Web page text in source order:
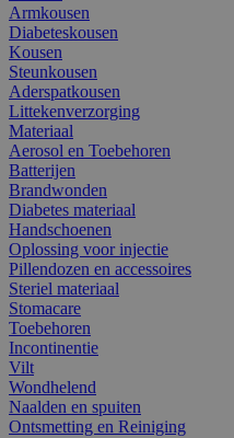
Armkousen
Diabeteskousen
Kousen
Steunkousen
Aderspatkousen
Littekenverzorging
Materiaal
Aerosol en Toebehoren
Batterijen
Brandwonden
Diabetes materiaal
Handschoenen
Oplossing voor injectie
Pillendozen en accessoires
Steriel materiaal
Stomacare
Toebehoren
Incontinentie
Vilt
Wondhelend
Naalden en spuiten
Ontsmetting en Reiniging